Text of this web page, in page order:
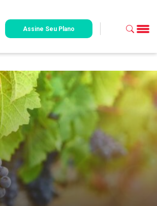
Assine Seu Plano